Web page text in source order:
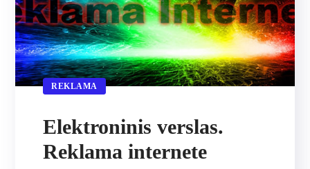
REKLAMA
Elektroninis verslas.
Reklama internete